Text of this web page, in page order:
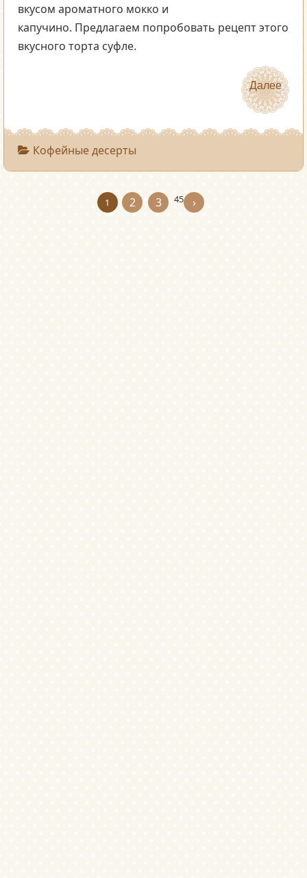
вкусом ароматного мокко и
капучино. Предлагаем попробовать рецепт этого
вкусного торта суфле.
Далее
Далее
Кофейные десерты
1 2 3 45 ›